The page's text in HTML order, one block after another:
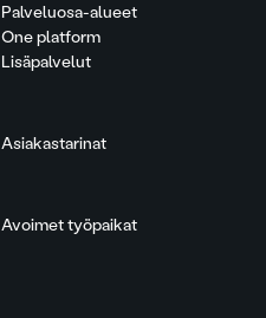
Palveluosa-alueet
One platform
Lisäpalvelut
Asiakastarinat
Avoimet työpaikat